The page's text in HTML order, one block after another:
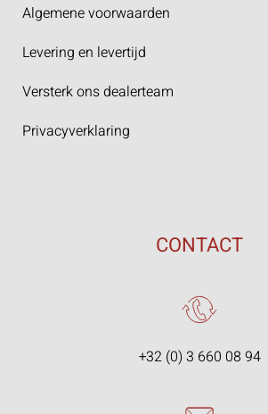
Algemene voorwaarden
Levering en levertijd
Versterk ons dealerteam
Privacyverklaring
CONTACT
+32 (0) 3 660 08 94